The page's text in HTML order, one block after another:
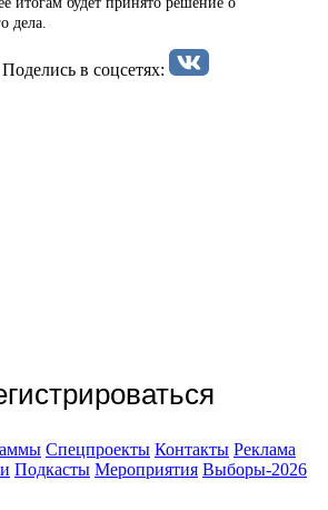
дела.
в соцсетях:
Спецпроекты Контакты Реклама
Подкасты Мероприятия Выборы-2026